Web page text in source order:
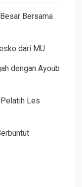
Bersama
dari MU
dengan Ayoub
Les